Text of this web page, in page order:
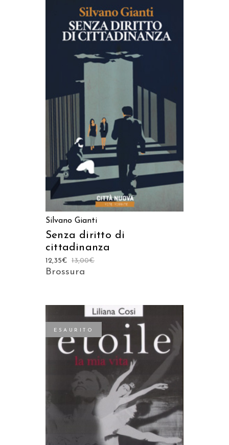
AGGIUNGI AL CARRELLO
Silvano Gianti
Senza diritto di
cittadinanza
13,00€
12,35€
Brossura
ESAURITO
LEGGI TUTTO